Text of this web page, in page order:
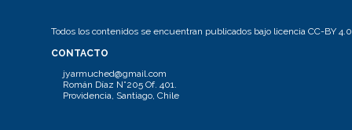
Todos los contenidos se encuentran publicados bajo licencia CC-BY 4.0
CONTACTO
jyarmuched@gmail.com
Román Díaz N°205 Of. 401.
Providencia, Santiago, Chile